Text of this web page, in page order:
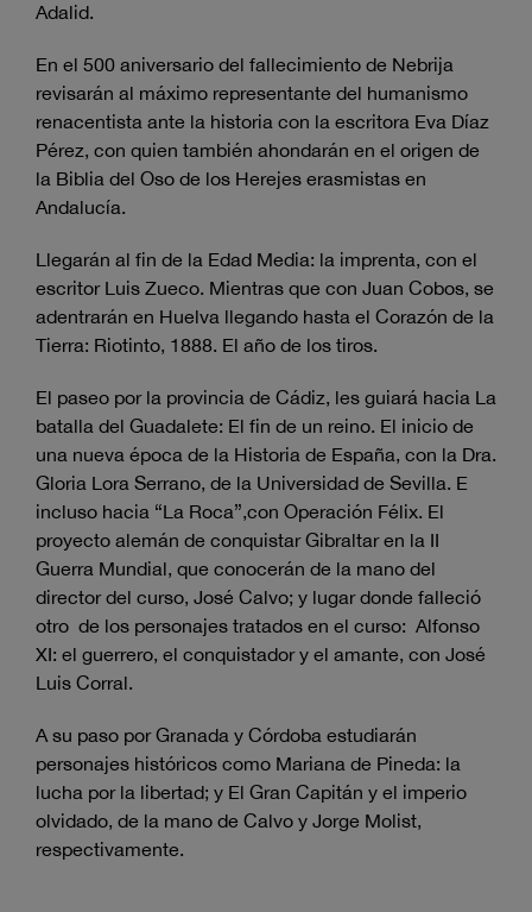
Adalid.
En el 500 aniversario del fallecimiento de Nebrija
revisarán al máximo representante del humanismo
renacentista ante la historia con la escritora Eva Díaz
Pérez, con quien también ahondarán en el origen de
la Biblia del Oso de los Herejes erasmistas en
Andalucía.
Llegarán al fin de la Edad Media: la imprenta, con el
escritor Luis Zueco. Mientras que con Juan Cobos, se
adentrarán en Huelva llegando hasta el Corazón de la
Tierra: Riotinto, 1888. El año de los tiros.
El paseo por la provincia de Cádiz, les guiará hacia La
batalla del Guadalete: El fin de un reino. El inicio de
una nueva época de la Historia de España, con la Dra.
Gloria Lora Serrano, de la Universidad de Sevilla. E
incluso hacia “La Roca”,con Operación Félix. El
proyecto alemán de conquistar Gibraltar en la II
Guerra Mundial, que conocerán de la mano del
director del curso, José Calvo; y lugar donde falleció
otro de los personajes tratados en el curso: Alfonso
XI: el guerrero, el conquistador y el amante, con José
Luis Corral.
A su paso por Granada y Córdoba estudiarán
personajes históricos como Mariana de Pineda: la
lucha por la libertad; y El Gran Capitán y el imperio
olvidado, de la mano de Calvo y Jorge Molist,
respectivamente.